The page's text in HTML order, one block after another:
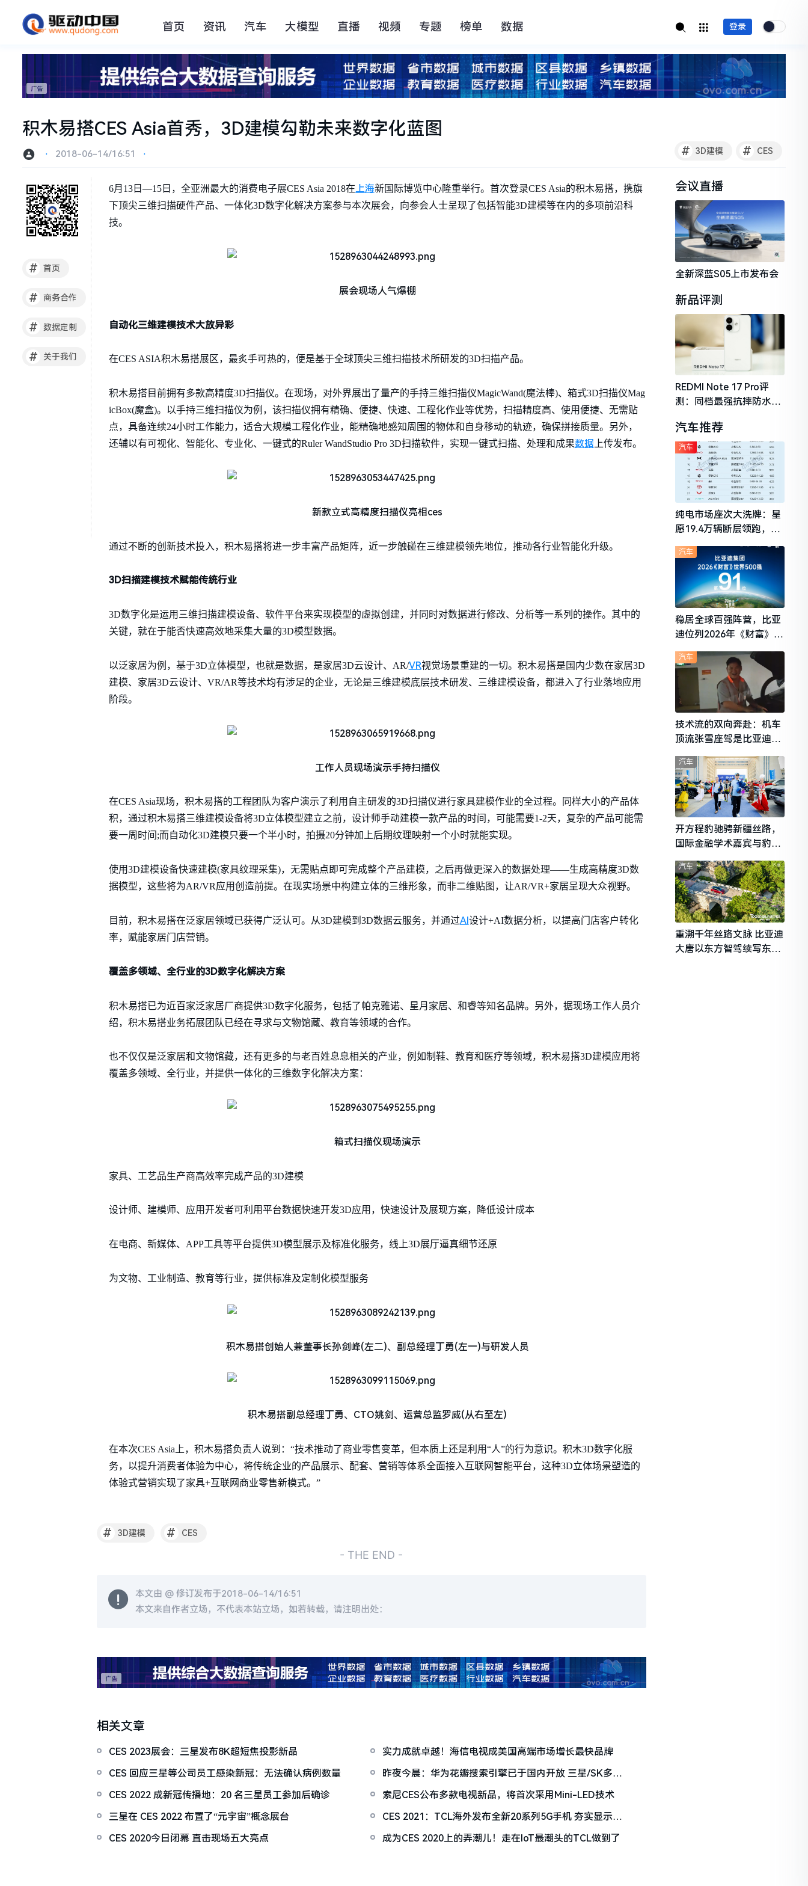
首页 资讯 汽车 大模型 直播 视频 专题 榜单 数据 登录
积木易搭CES Asia首秀，3D建模勾勒未来数字化蓝图
# 3D建模 # CES
⋅ 2018-06-14/16:51 ⋅
# 首页
# 商务合作
# 数据定制
# 关于我们
6月13日—15日，全亚洲最大的消费电子展CES Asia 2018在上海新国际博览中心隆重举行。首次登录CES Asia的积木易搭，携旗
下顶尖三维扫描硬件产品、一体化3D数字化解决方案参与本次展会，向参会人士呈现了包括智能3D建模等在内的多项前沿科
技。
展会现场人气爆棚
自动化三维建模技术大放异彩
在CES ASIA积木易搭展区，最炙手可热的，便是基于全球顶尖三维扫描技术所研发的3D扫描产品。
积木易搭目前拥有多款高精度3D扫描仪。在现场，对外界展出了量产的手持三维扫描仪MagicWand(魔法棒)、箱式3D扫描仪Mag
icBox(魔盒)。以手持三维扫描仪为例，该扫描仪拥有精确、便捷、快速、工程化作业等优势，扫描精度高、使用便捷、无需贴
点，具备连续24小时工作能力，适合大规模工程化作业，能精确地感知周围的物体和自身移动的轨迹，确保拼接质量。另外，
还辅以有可视化、智能化、专业化、一键式的Ruler WandStudio Pro 3D扫描软件，实现一键式扫描、处理和成果数据上传发布。
新款立式高精度扫描仪亮相ces
通过不断的创新技术投入，积木易搭将进一步丰富产品矩阵，近一步触碰在三维建模领先地位，推动各行业智能化升级。
3D扫描建模技术赋能传统行业
3D数字化是运用三维扫描建模设备、软件平台来实现模型的虚拟创建，并同时对数据进行修改、分析等一系列的操作。其中的
关键，就在于能否快速高效地采集大量的3D模型数据。
以泛家居为例，基于3D立体模型，也就是数据，是家居3D云设计、AR/VR视觉场景重建的一切。积木易搭是国内少数在家居3D
建模、家居3D云设计、VR/AR等技术均有涉足的企业，无论是三维建模底层技术研发、三维建模设备，都进入了行业落地应用
阶段。
工作人员现场演示手持扫描仪
在CES Asia现场，积木易搭的工程团队为客户演示了利用自主研发的3D扫描仪进行家具建模作业的全过程。同样大小的产品体
积，通过积木易搭三维建模设备将3D立体模型建立之前，设计师手动建模一款产品的时间，可能需要1-2天，复杂的产品可能需
要一周时间;而自动化3D建模只要一个半小时，拍摄20分钟加上后期纹理映射一个小时就能实现。
使用3D建模设备快速建模(家具纹理采集)，无需贴点即可完成整个产品建模，之后再做更深入的数据处理——生成高精度3D数
据模型，这些将为AR/VR应用创造前提。在现实场景中构建立体的三维形象，而非二维贴图，让AR/VR+家居呈现大众视野。
目前，积木易搭在泛家居领域已获得广泛认可。从3D建模到3D数据云服务，并通过AI设计+AI数据分析，以提高门店客户转化
率，赋能家居门店营销。
覆盖多领域、全行业的3D数字化解决方案
积木易搭已为近百家泛家居厂商提供3D数字化服务，包括了帕克雅诺、星月家居、和睿等知名品牌。另外，据现场工作人员介
绍，积木易搭业务拓展团队已经在寻求与文物馆藏、教育等领域的合作。
也不仅仅是泛家居和文物馆藏，还有更多的与老百姓息息相关的产业，例如制鞋、教育和医疗等领域，积木易搭3D建模应用将
覆盖多领域、全行业，并提供一体化的三维数字化解决方案：
箱式扫描仪现场演示
家具、工艺品生产商高效率完成产品的3D建模
设计师、建模师、应用开发者可利用平台数据快速开发3D应用，快速设计及展现方案，降低设计成本
在电商、新媒体、APP工具等平台提供3D模型展示及标准化服务，线上3D展厅逼真细节还原
为文物、工业制造、教育等行业，提供标准及定制化模型服务
积木易搭创始人兼董事长孙剑峰(左二)、副总经理丁勇(左一)与研发人员
积木易搭副总经理丁勇、CTO姚剑、运营总监罗威(从右至左)
在本次CES Asia上，积木易搭负责人说到：“技术推动了商业零售变革，但本质上还是利用“人”的行为意识。积木3D数字化服
务，以提升消费者体验为中心，将传统企业的产品展示、配套、营销等体系全面接入互联网智能平台，这种3D立体场景塑造的
体验式营销实现了家具+互联网商业零售新模式。”
# 3D建模 # CES
- THE END -
本文由 @修订发布于2018-06-14/16:51
本文来自作者立场，不代表本站立场，如若转载，请注明出处：
相关文章
CES 2023展会：三星发布8K超短焦投影新品
实力成就卓越！海信电视成美国高端市场增长最快品牌
CES 回应三星等公司员工感染新冠：无法确认病例数量
昨夜今晨：华为花瓣搜索引擎已于国内开放 三星/SK多名
员工参加CES后罹患新冠
CES 2022 成新冠传播地：20 名三星员工参加后确诊
索尼CES公布多款电视新品，将首次采用Mini-LED技术
三星在 CES 2022 布置了“元宇宙”概念展台
CES 2021：TCL海外发布全新20系列5G手机 夯实显示专
家身份
CES 2020今日闭幕 直击现场五大亮点 成为CES 2020上的弄潮儿！走在IoT最潮头的TCL做到了
会议直播
全新深蓝S05上市发布会
新品评测
REDMI Note 17 Pro评
测：同档最强抗摔防水，
守门员
汽车推荐
纯电市场座次大洗牌：星
愿19.4万辆断层领跑，理
想i6成最强黑马
汽车
稳居全球百强阵营，比亚
迪位列2026年《财富》世
汽车
技术流的双向奔赴：机车
顶流张雪座驾是比亚迪秦
L
汽车
开方程豹驰骋新疆丝路，
国际金融学术嘉宾与豹友
共赴山海热爱
汽车
重溯千年丝路文脉 比亚迪
大唐以东方智驾续写东西
汽车